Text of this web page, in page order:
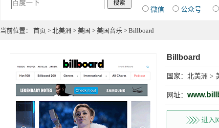
微信
公众号
当前位置： 首页 > 北美洲 > 美国 > 美国音乐 > Billboard
Billboard
国家： 北美洲 >
网址：
进入